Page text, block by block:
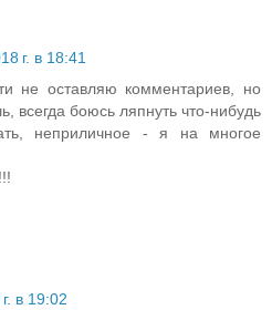
г. в 18:41
не оставляю комментариев, но
всегда боюсь ляпнуть что-нибудь
неприличное - я на многое
в 19:02